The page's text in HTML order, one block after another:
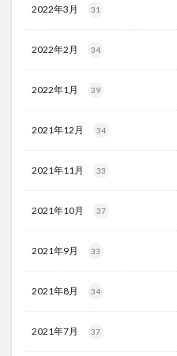
2022年3月 31
2022年2月 34
2022年1月 39
2021年12月 34
2021年11月 33
2021年10月 37
2021年9月 33
2021年8月 34
2021年7月 37